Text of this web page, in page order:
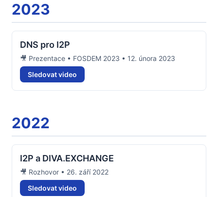
2023
DNS pro I2P
🎥 Prezentace • FOSDEM 2023 • 12. února 2023
Sledovat video
2022
I2P a DIVA.EXCHANGE
🎥 Rozhovor • 26. září 2022
Sledovat video